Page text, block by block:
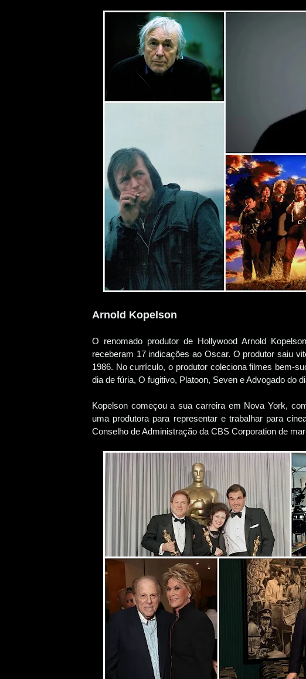
Arnold Kopelson
O renomado produtor de Hollywood Arnold
receberam 17 indicações ao Oscar. O produtor saiu
1986. No currículo, o produtor coleciona filmes bem-
dia de fúria, O fugitivo, Platoon, Seven e Advogado do
Kopelson começou a sua carreira em Nova York,
uma produtora para representar e trabalhar para
Conselho de Administração da CBS Corporation de